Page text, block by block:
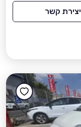
יצירת קשר